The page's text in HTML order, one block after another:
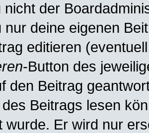
nicht der
nur deine eigenen
editieren
-Button des
den Beitrag
Beitrags lesen
wurde. Er wird nur